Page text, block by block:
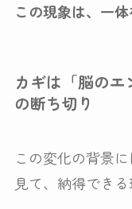
この現象は、一
カギは「脳のエ
の断ち切り
この変化の背景
見て、納得できる